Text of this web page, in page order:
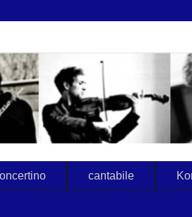
cantabile